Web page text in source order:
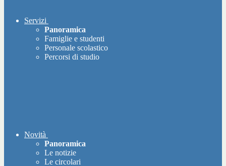
Servizi
Panoramica
Famiglie e studenti
Personale scolastico
Percorsi di studio
Novità
Panoramica
Le notizie
Le circolari